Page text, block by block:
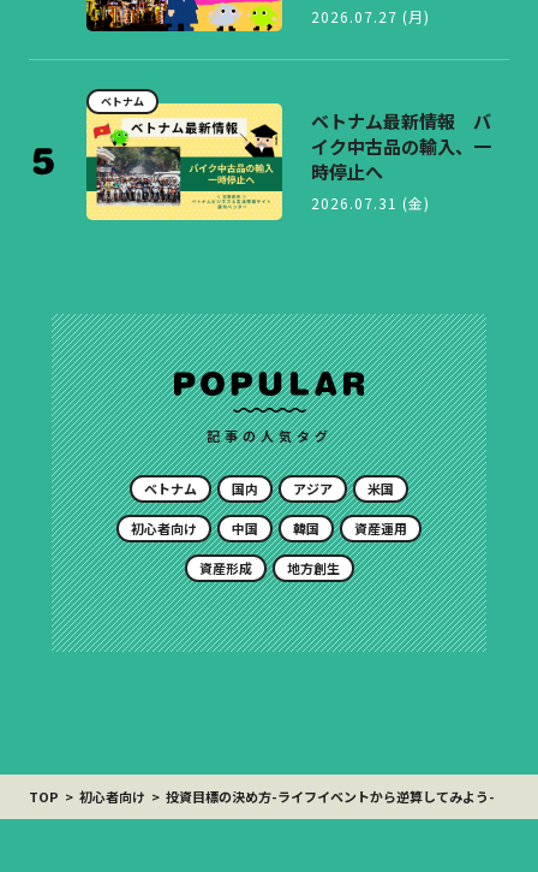
2026.07.27 (月)
ベトナム
ベトナム最新情報 バ
イク中古品の輸入、一
時停止へ
2026.07.31 (金)
記事の人気タグ
ベトナム 国内 アジア 米国
初心者向け 中国 韓国 資産運用
資産形成 地方創生
TOP 初心者向け 投資目標の決め方-ライフイベントから逆算してみよう-